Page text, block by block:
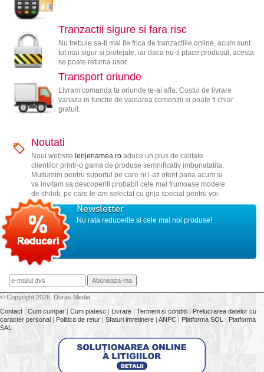
Tranzactii sigure si fara risc
Nu trebuie sa-ti mai fie frica de tranzactiile online, acum sunt
tot mai sigur si protejate, iar daca nu-ti place produsul, acesta
se poate returna usor.
Transport oriunde
Livram comanda ta oriunde te-ai afla. Costul de livrare
variaza in functie de valoarea comenzii si poate fi chiar
gratuit.
Noutati
Noul website lenjeriamea.roaduce un plus de calitate
clientilor printr-o gama de produse semnificativ imbunatatita.
Multumim pentru suportul pe care ni l-ati oferit pana acum si
va invitam sa descoperiti probabil cele mai frumoase modele
de chiloti, pe care le-am selectat cu grija special pentru voi.
Newsletter
Nu rata reducerile si cele mai noi produse!
© Copyright 2026, Duras Media
Contact | Cum cumpar | Cum platesc | Livrare | Termeni si conditii | Prelucrarea datelor cu
caracter personal | Politica de retur | Sfaturi intretinere | ANPC | Platforma SOL | Platforma
SAL